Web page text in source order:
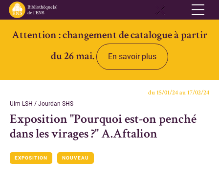
Réseau
Qui sommes-nous
Informations pratiques
Accès ouvert
Bibliothèque des Lettres et Sciences humaines et sociales Ulm-
Attention : changement de catalogue à partir
du 26 mai.
En savoir plus
du 15/01/24 au 17/02/24
Ulm-LSH / Jourdan-SHS
Exposition "Pourquoi est-on penché
dans les virages ?" A.Aftalion
EXPOSITION NOUVEAU